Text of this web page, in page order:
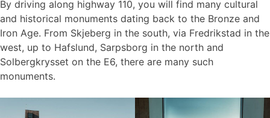
By driving along highway 110, you will find many cultural
and historical monuments dating back to the Bronze and
Iron Age. From Skjeberg in the south, via Fredrikstad in the
west, up to Hafslund, Sarpsborg in the north and
Solbergkrysset on the E6, there are many such
monuments.